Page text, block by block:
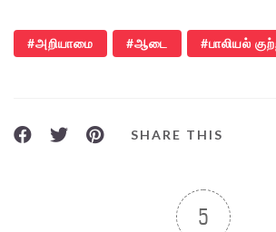
அறியாமை ஆடை பாலியல்
SHARE THIS
5